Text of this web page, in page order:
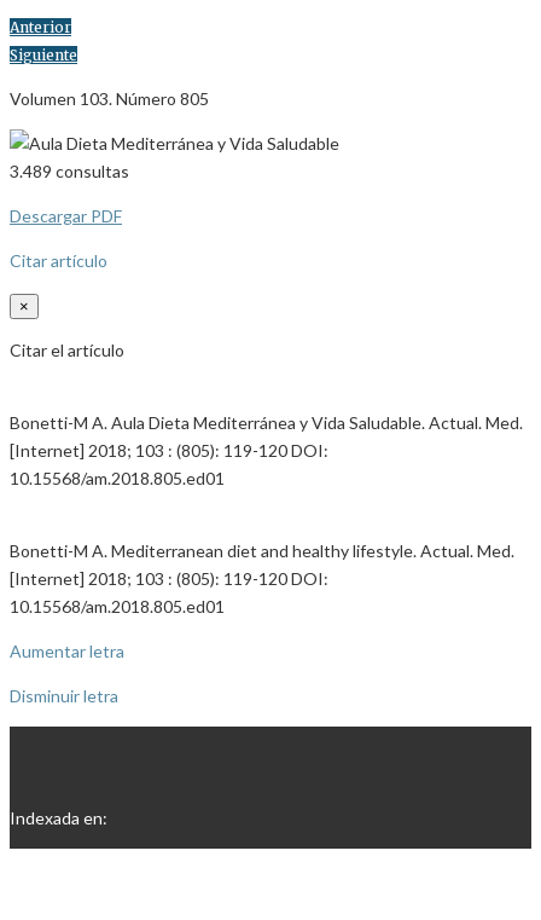
Anterior
Siguiente
Volumen 103. Número 805
3.489 consultas
Descargar PDF
Citar artículo
×
Citar el artículo
Bonetti-M A. Aula Dieta Mediterránea y Vida Saludable. Actual. Med.
[Internet] 2018; 103 : (805): 119-120 DOI:
10.15568/am.2018.805.ed01
Bonetti-M A. Mediterranean diet and healthy lifestyle. Actual. Med.
[Internet] 2018; 103 : (805): 119-120 DOI:
10.15568/am.2018.805.ed01
Aumentar letra
Disminuir letra
Indexada en: